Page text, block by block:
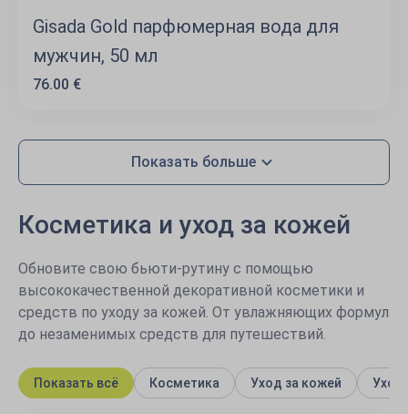
Gisada Gold парфюмерная вода для
мужчин, 50 мл
76.00 €
Показать больше
Косметика и уход за кожей
Обновите свою бьюти-рутину с помощью
высококачественной декоративной косметики и
средств по уходу за кожей. От увлажняющих формул
до незаменимых средств для путешествий.
Показать всё Косметика Уход за кожей Уход